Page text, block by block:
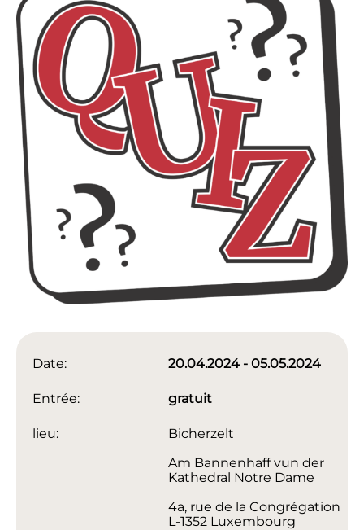
Date: 20.04.2024 - 05.05.2024
Entrée: gratuit
lieu:
Bicherzelt
Am Bannenhaff vun der
Kathedral Notre Dame
4a, rue de la Congrégation
L-1352 Luxembourg